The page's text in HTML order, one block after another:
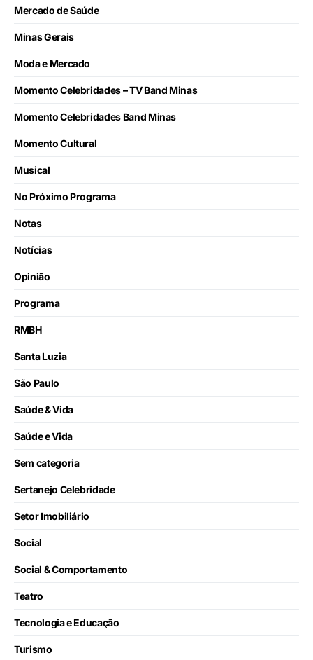
Mercado de Saúde
Minas Gerais
Moda e Mercado
Momento Celebridades – TV Band Minas
Momento Celebridades Band Minas
Momento Cultural
Musical
No Próximo Programa
Notas
Notícias
Opinião
Programa
RMBH
Santa Luzia
São Paulo
Saúde & Vida
Saúde e Vida
Sem categoria
Sertanejo Celebridade
Setor Imobiliário
Social
Social & Comportamento
Teatro
Tecnologia e Educação
Turismo